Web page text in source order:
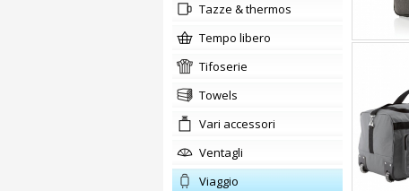
tazze & thermos
tempo libero
tifoserie
Towels
Vari accessori
ventagli
viaggio